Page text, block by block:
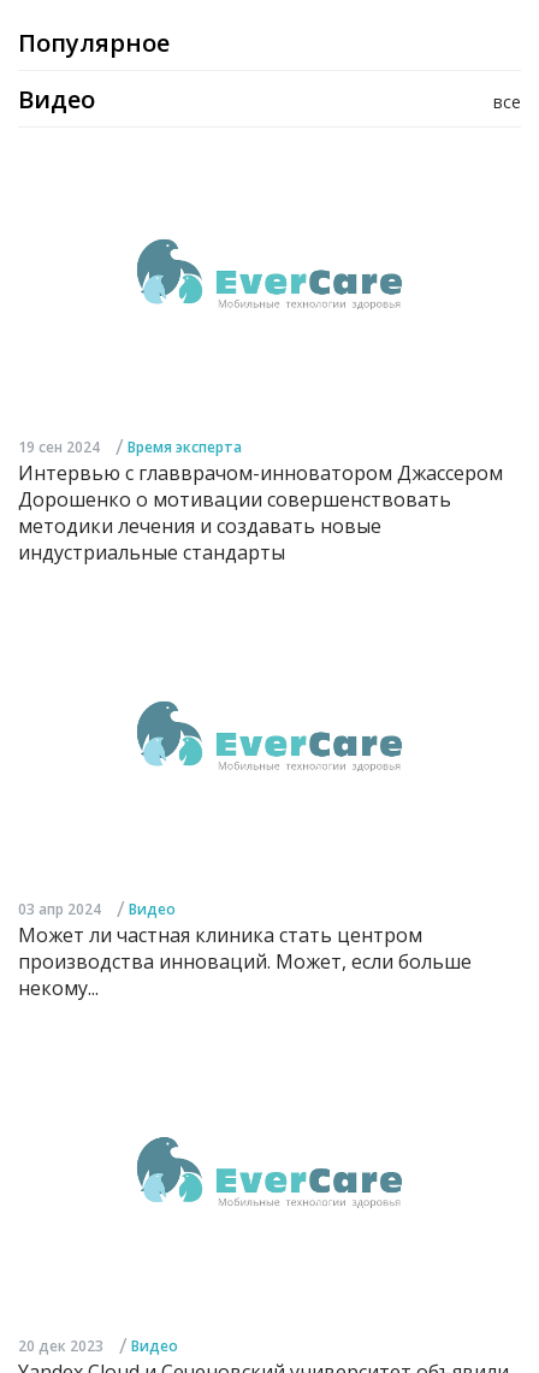
Популярное
все
Видео
19 сен 2024 / Время эксперта
Интервью с главврачом-инноватором Джассером
Дорошенко о мотивации совершенствовать
методики лечения и создавать новые
индустриальные стандарты
03 апр 2024 / Видео
Может ли частная клиника стать центром
производства инноваций. Может, если больше
некому...
20 дек 2023 / Видео